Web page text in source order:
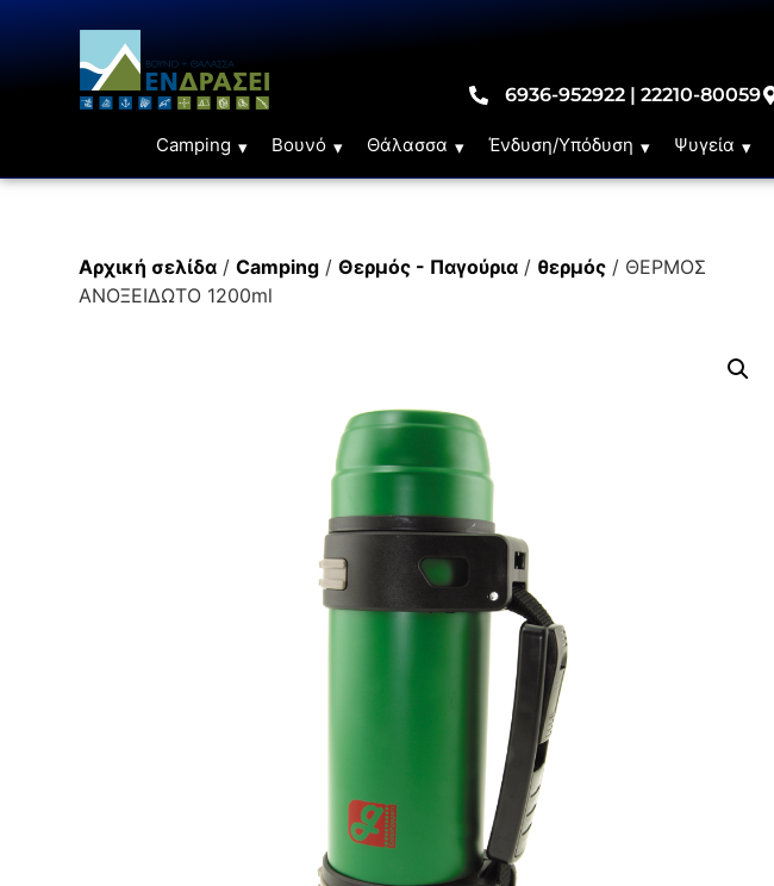
6936-952922 | 22210-80059
Camping Βουνό Θάλασσα Ένδυση/Υπόδυση Ψυγεία
Αρχική σελίδα /Camping /Θερμός - Παγούρια / θερμός / ΘΕΡΜΟΣ
ΑΝΟΞΕΙΔΩΤΟ 1200ml